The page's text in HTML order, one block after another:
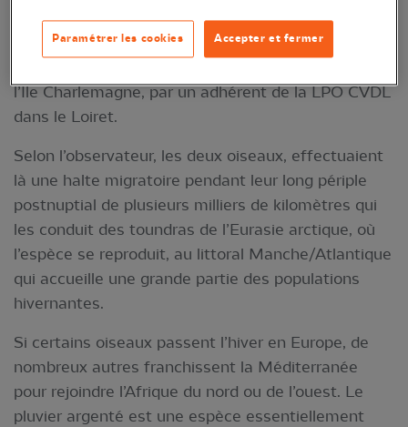
Observation peu banale, samedi après-midi, de
deux pluviers argentés (
Pluvialis squatarola
l’Ile Charlemagne, par un adhérent de la LPO CVDL
dans le Loiret.
Selon l’observateur, les deux oiseaux, effectuaient
là une halte migratoire pendant leur long périple
postnuptial de plusieurs milliers de kilomètres qui
les conduit des toundras de l’Eurasie arctique, où
l’espèce se reproduit, au littoral Manche/Atlantique
qui accueille une grande partie des populations
hivernantes.
Si certains oiseaux passent l’hiver en Europe, de
nombreux autres franchissent la Méditerranée
pour rejoindre l’Afrique du nord ou de l’ouest. Le
pluvier argenté est une espèce essentiellement
Accepter et fermer
Paramétrer les cookies